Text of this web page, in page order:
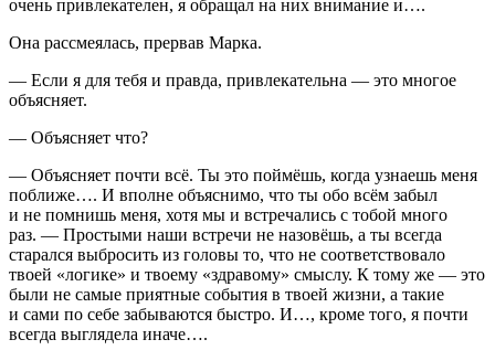
очень привлекателен, я обращал на них внимание и….
Она рассмеялась, прервав Марка.
— Если я для тебя и правда, привлекательна — это многое
объясняет.
— Объясняет что?
— Объясняет почти всё. Ты это поймёшь, когда узнаешь меня
поближе…. И вполне объяснимо, что ты обо всём забыл
и не помнишь меня, хотя мы и встречались с тобой много
раз. — Простыми наши встречи не назовёшь, а ты всегда
старался выбросить из головы то, что не соответствовало
твоей «логике» и твоему «здравому» смыслу. К тому же — это
были не самые приятные события в твоей жизни, а такие
и сами по себе забываются быстро. И…, кроме того, я почти
всегда выглядела иначе….